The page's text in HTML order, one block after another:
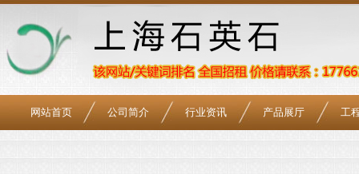
网站首页 公司简介 行业资讯 产品展厅 工